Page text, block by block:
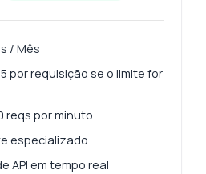
/ Mês
por requisição se o limite for
reqs por minuto
especializado
API em tempo real